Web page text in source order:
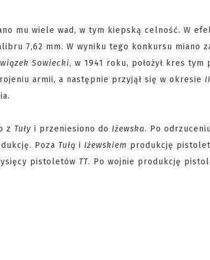
mu wiele wad, w tym kiepską celność. W
7,62 mm. W wyniku tego konkursu miano
Sowiecki, w 1941 roku, położył kres tym
armii, a następnie przyjął się w okresie
z Tuły i przeniesiono do Iżewska. Po
Poza Tułą i Iżewskiem produkcję
pistoletów TT. Po wojnie produkcję